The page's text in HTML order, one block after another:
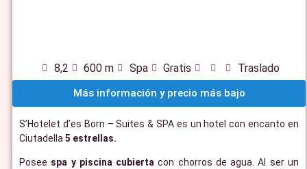
8,2 600 m Spa Gratis Traslado
Más información y precio más bajo
S’Hotelet d’es Born – Suites & SPA es un hotel con encanto en
Ciutadella 5 estrellas.
Posee spa y piscina cubierta con chorros de agua. Al ser un